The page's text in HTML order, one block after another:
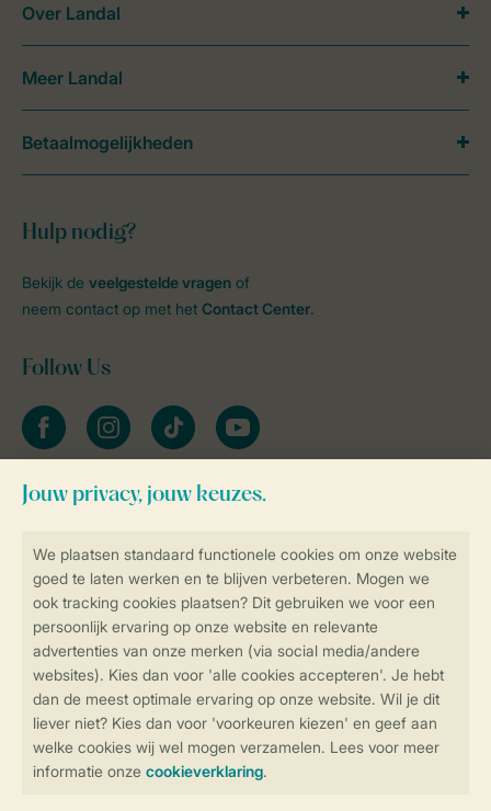
Controle over jouw gegevens &
Veilig en snel online boeken
Veilige gegevensoverdracht
Veilige betaling
Hulp nodig?
Bekijk de veelgestelde vragen of
neem contact op met het Contact Center.
Follow Us
facebookinstagramtiktok youtube
Blijf op de hoogte
Over Landal
Meer Landal
Betaalmogelijkheden